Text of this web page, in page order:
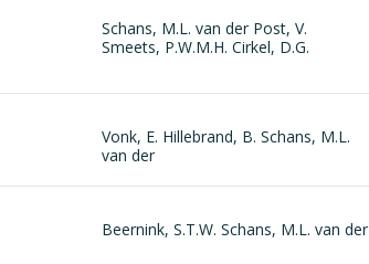
Schans, M.L. van der Post, V.
Smeets, P.W.M.H. Cirkel, D.G.
Vonk, E. Hillebrand, B. Schans, M.L.
van der
Beernink, S.T.W. Schans, M.L. van der